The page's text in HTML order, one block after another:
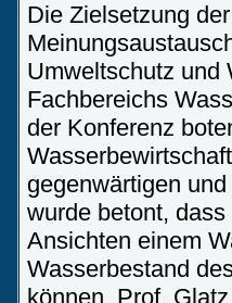
Die Zielsetzung
Umweltschutz und
Fachbereichs
der Konferenz
gegenwärtigen
wurde betont,
Ansichten einem
Wasserbestand
können. Prof.